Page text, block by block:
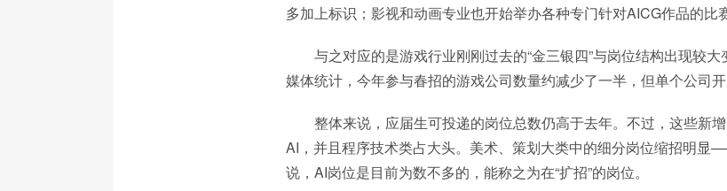
多加上标识；影视和动画专业也开始举办各种专门针对AICG作品的比赛
与之对应的是游戏行业刚刚过去的“金三银四”与岗位结构出现较
媒体统计，今年参与春招的游戏公司数量约减少了一半，但单个公司开
整体来说，应届生可投递的岗位总数仍高于去年。不过，这些新
AI，并且程序技术类占大头。美术、策划大类中的细分岗位缩招明显
说，AI岗位是目前为数不多的，能称之为在“扩招”的岗位。